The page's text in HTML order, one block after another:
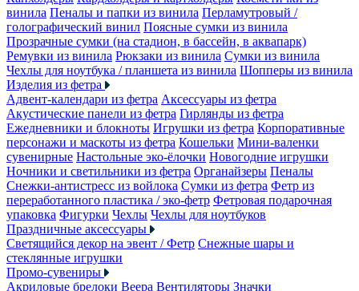
винила Пеналы и папки из винила Перламутровый /
голографический винил Поясные сумки из винила
Прозрачные сумки (на стадион, в бассейн, в аквапарк)
Ремувки из винила Рюкзаки из винила Сумки из винила
Чехлы для ноутбука / планшета из винила Шопперы из винила
Изделия из фетра
Адвент-календари из фетра Аксессуары из фетра
Акустические панели из фетра Гирлянды из фетра
Ежедневники и блокноты Игрушки из фетра Корпоративные
персонажи и маскоты из фетра Кошельки Мини-валенки
сувенирные Настольные эко-ёлочки Новогодние игрушки
Ночники и светильники из фетра Органайзеры Пеналы
Снежки-антистресс из войлока Сумки из фетра Фетр из
переработанного пластика / эко-фетр Фетровая подарочная
упаковка Фигурки Чехлы Чехлы для ноутбуков
Праздничные аксессуары
Светящийся декор на эвент / Фетр Снежные шары и
стеклянные игрушки
Промо-сувениры
Акриловые брелоки Веера Вентиляторы Значки